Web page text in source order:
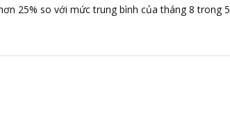
25% so với mức trung bình của tháng 8 trong